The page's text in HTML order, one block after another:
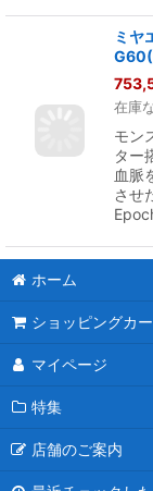
ミヤ
在庫
モン
ター
血脈
させ
ホーム
ショッピングカ
マイページ
特集
店舗のご案内